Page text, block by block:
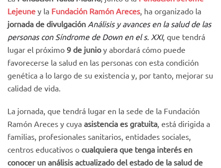
Lejeune y la Fundación Ramón Areces, ha organizado la
jornada de divulgación Análisis y avances en la salud de las
personas con Síndrome de Down en el s. XXI, que tendrá
lugar el próximo 9 de junioy abordará cómo puede
favorecerse la salud en las personas con esta condición
genética a lo largo de su existencia y, por tanto, mejorar su
calidad de vida.
La jornada, que tendrá lugar en la sede de la Fundación
Ramón Areces y cuya asistencia es gratuita, está dirigida a
familias, profesionales sanitarios, entidades sociales,
centros educativos o cualquiera que tenga interés en
conocer un análisis actualizado del estado de la salud de